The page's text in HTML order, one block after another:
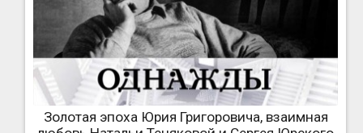
Золотая эпоха Юрия Григоровича, взаимная